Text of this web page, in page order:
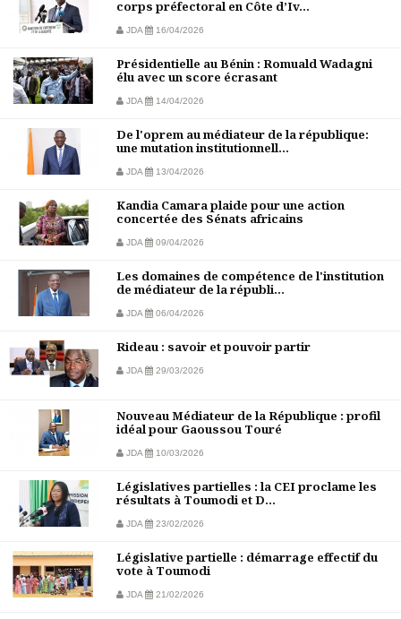
corps préfectoral en Côte d’Iv...
JDA 16/04/2026
Présidentielle au Bénin : Romuald Wadagni
élu avec un score écrasant
JDA 14/04/2026
De l'oprem au médiateur de la république:
une mutation institutionnell...
JDA 13/04/2026
Kandia Camara plaide pour une action
concertée des Sénats africains
JDA 09/04/2026
Les domaines de compétence de l'institution
de médiateur de la républi...
JDA 06/04/2026
Rideau : savoir et pouvoir partir
JDA 29/03/2026
Nouveau Médiateur de la République : profil
idéal pour Gaoussou Touré
JDA 10/03/2026
Législatives partielles : la CEI proclame les
résultats à Toumodi et D...
JDA 23/02/2026
Législative partielle : démarrage effectif du
vote à Toumodi
JDA 21/02/2026